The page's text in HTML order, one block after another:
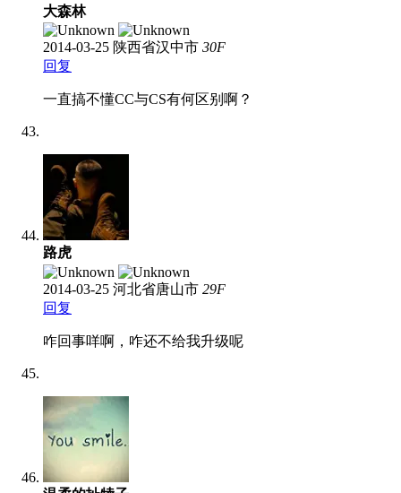
大森林
2014-03-25 陕西省汉中市 30F
回复
一直搞不懂CC与CS有何区别啊？
路虎
2014-03-25 河北省唐山市 29F
回复
咋回事咩啊，咋还不给我升级呢